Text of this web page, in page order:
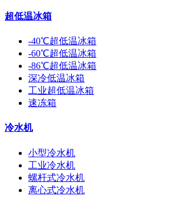
超低温冰箱
-40℃超低温冰箱
-60℃超低温冰箱
-86℃超低温冰箱
深冷低温冰箱
工业超低温冰箱
速冻箱
冷水机
小型冷水机
工业冷水机
螺杆式冷水机
离心式冷水机